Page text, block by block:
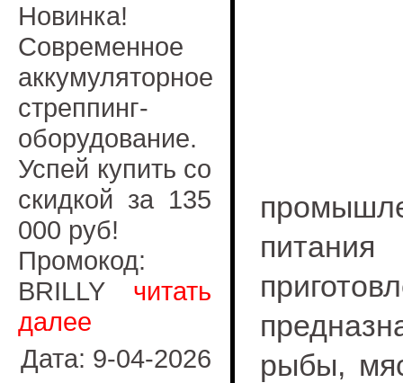
Новинка!
Современное
аккумуляторное
стреппинг-
оборудование.
Успей купить со
скидкой за 135
000 руб!
Промокод:
BRILLY читать
далее
Дата: 9-04-2026
рыбы,